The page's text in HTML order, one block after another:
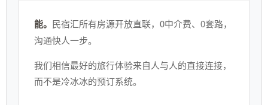
能。 民宿汇所有房源开放直联，0中介费、0套路，
沟通快人一步。
我们相信最好的旅行体验来自人与人的直接连接，
而不是冷冰冰的预订系统。